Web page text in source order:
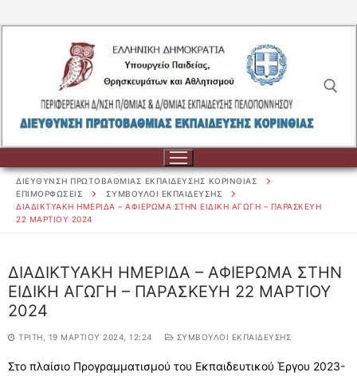
περιεχόμενο
Αναζήτηση για:
ΔΙΟΙΚΗΣΗ
ΔΙΕΥΘΥΝΣΗ ΠΡΩΤΟΒΑΘΜΙΑΣ ΕΚΠΑΙΔΕΥΣΗΣ ΚΟΡΙΝΘΙΑΣ
ΕΠΙΜΟΡΦΩΣΕΙΣ
ΣΥΜΒΟΥΛΟΙ ΕΚΠΑΙΔΕΥΣΗΣ
ΔΙΑΔΙΚΤΥΑΚΗ ΗΜΕΡΙΔΑ – ΑΦΙΕΡΩΜΑ ΣΤΗΝ ΕΙΔΙΚΗ ΑΓΩΓΗ – ΠΑΡΑΣΚΕΥΗ
22 ΜΑΡΤΙΟΥ 2024
ΔΙΑΔΙΚΤΥΑΚΗ ΗΜΕΡΙΔΑ – ΑΦΙΕΡΩΜΑ ΣΤΗΝ
ΕΙΔΙΚΗ ΑΓΩΓΗ – ΠΑΡΑΣΚΕΥΗ 22 ΜΑΡΤΙΟΥ
2024
ΤΡΊΤΗ, 19 ΜΑΡΤΊΟΥ 2024, 12:24 ΣΥΜΒΟΥΛΟΙ ΕΚΠΑΙΔΕΥΣΗΣ
Στο πλαίσιο Προγραμματισμού του Εκπαιδευτικού Έργου 2023-